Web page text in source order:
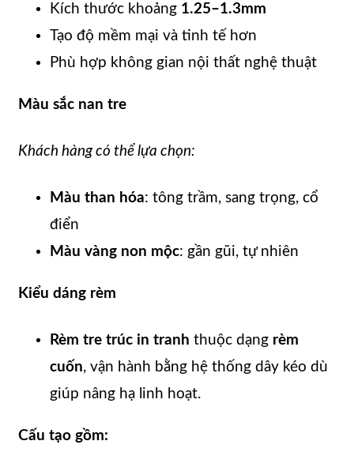
Kích thước khoảng 1.25–1.3mm
Tạo độ mềm mại và tinh tế hơn
Phù hợp không gian nội thất nghệ thuật
Màu sắc nan tre
Khách hàng có thể lựa chọn:
Màu than hóa: tông trầm, sang trọng, cổ
điển
Màu vàng non mộc: gần gũi, tự nhiên
Kiểu dáng rèm
Rèm tre trúc in tranh thuộc dạng rèm
cuốn, vận hành bằng hệ thống dây kéo dù
giúp nâng hạ linh hoạt.
Cấu tạo gồm: